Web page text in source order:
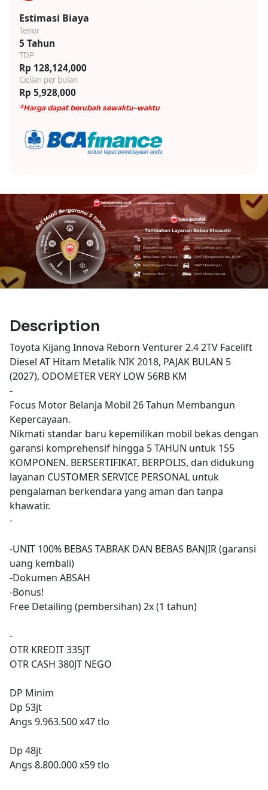
Estimasi Biaya
Tenor
5 Tahun
TDP
Rp 128,124,000
Cicilan per bulan
Rp 5,928,000
*Harga dapat berubah sewaktu-waktu
Description
Toyota Kijang Innova Reborn Venturer 2.4 2TV Facelift
Diesel AT Hitam Metalik NIK 2018, PAJAK BULAN 5
(2027), ODOMETER VERY LOW 56RB KM
-
Focus Motor Belanja Mobil 26 Tahun Membangun
Kepercayaan.
Nikmati standar baru kepemilikan mobil bekas dengan
garansi komprehensif hingga 5 TAHUN untuk 155
KOMPONEN. BERSERTIFIKAT, BERPOLIS, dan didukung
layanan CUSTOMER SERVICE PERSONAL untuk
pengalaman berkendara yang aman dan tanpa
khawatir.
-
-UNIT 100% BEBAS TABRAK DAN BEBAS BANJIR (garansi
uang kembali)
-Dokumen ABSAH
-Bonus!
Free Detailing (pembersihan) 2x (1 tahun)
-
OTR KREDIT 335JT
OTR CASH 380JT NEGO
DP Minim
Dp 53jt
Angs 9.963.500 x47 tlo
Dp 48jt
Angs 8.800.000 x59 tlo